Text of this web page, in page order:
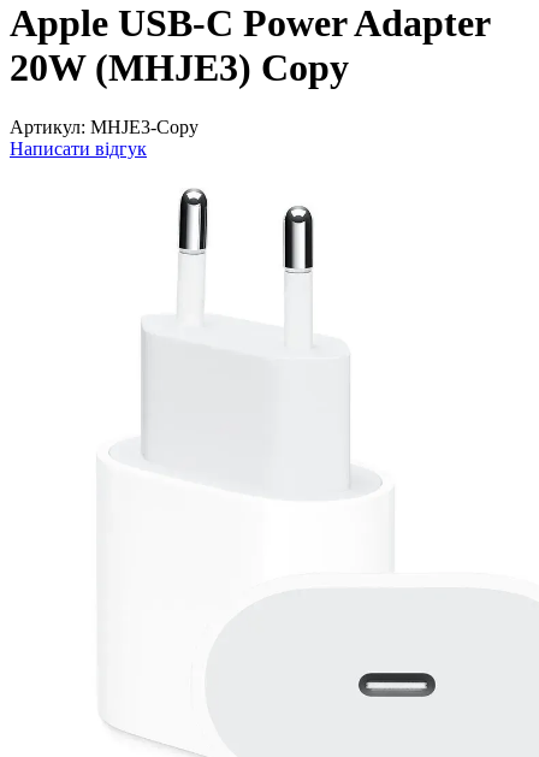
Apple USB-C Power Adapter
20W (MHJE3) Copy
Артикул: MHJE3-Copy
Написати відгук